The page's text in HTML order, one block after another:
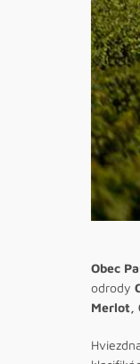
Obec
odrody
Merlot,